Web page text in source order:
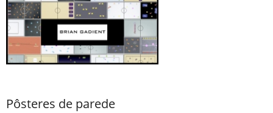
Pôsteres de parede